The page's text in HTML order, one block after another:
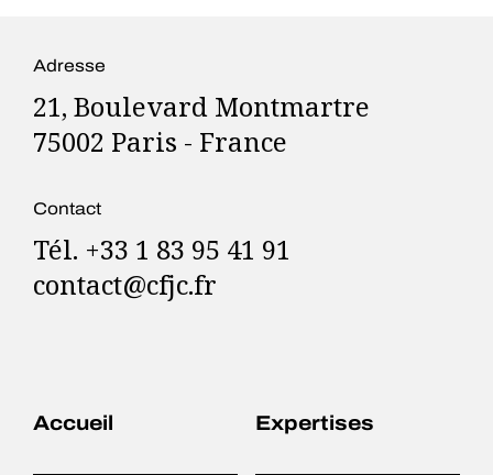
Adresse
21, Boulevard Montmartre
75002 Paris - France
Contact
Tél. +33 1 83 95 41 91
contact@cfjc.fr
Accueil Expertises